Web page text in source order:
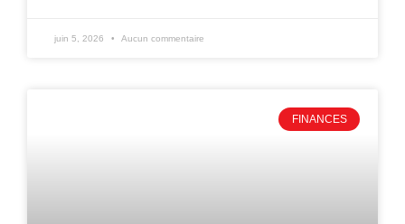
juin 5, 2026 Aucun commentaire
FINANCES